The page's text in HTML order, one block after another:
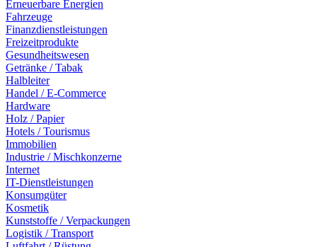
Erneuerbare Energien
Fahrzeuge
Finanzdienstleistungen
Freizeitprodukte
Gesundheitswesen
Getränke / Tabak
Halbleiter
Handel / E-Commerce
Hardware
Holz / Papier
Hotels / Tourismus
Immobilien
Industrie / Mischkonzerne
Internet
IT-Dienstleistungen
Konsumgüter
Kosmetik
Kunststoffe / Verpackungen
Logistik / Transport